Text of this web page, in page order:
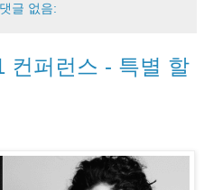
댓글 없음:
컨퍼런스 - 특별 할